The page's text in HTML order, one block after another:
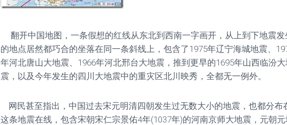
翻开中国地图，一条假想的红线从东北到西南一字画开，从上到下地震发
的地点居然都巧合的坐落在同一条斜线上，包含了1975年辽宁海城地震、
年河北唐山大地震、1966年河北邢台大地震，推到更早的1695年山西临汾
震，以及今年发生的四川大地震中的重灾区北川映秀，全都无一例外。
网民甚至指出，中国过去宋元明清四朝发生过无数大小的地震，也都分布
这条地震在线，包含宋朝宋仁宗景佑4年(1037年)的河南京师大地震，元朝